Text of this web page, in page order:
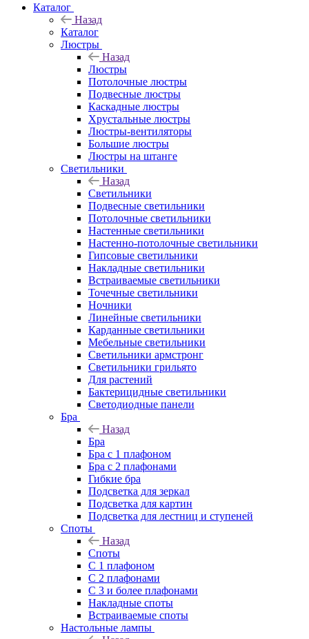
Каталог
Назад
Каталог
Люстры
Назад
Люстры
Потолочные люстры
Подвесные люстры
Каскадные люстры
Хрустальные люстры
Люстры-вентиляторы
Большие люстры
Люстры на штанге
Светильники
Назад
Светильники
Подвесные светильники
Потолочные светильники
Настенные светильники
Настенно-потолочные светильники
Гипсовые светильники
Накладные светильники
Встраиваемые светильники
Точечные светильники
Ночники
Линейные светильники
Карданные светильники
Мебельные светильники
Светильники армстронг
Светильники грильято
Для растений
Бактерицидные светильники
Светодиодные панели
Бра
Назад
Бра
Бра с 1 плафоном
Бра с 2 плафонами
Гибкие бра
Подсветка для зеркал
Подсветка для картин
Подсветка для лестниц и ступеней
Споты
Назад
Споты
С 1 плафоном
С 2 плафонами
С 3 и более плафонами
Накладные споты
Встраиваемые споты
Настольные лампы